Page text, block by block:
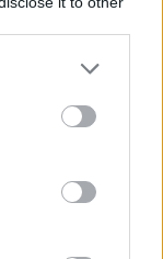
more Google
may click to
party tags to
below Google
χοιρινό
Αρχικά,
να
νερό.
να
κάθε
να πιεί
ότι δεν